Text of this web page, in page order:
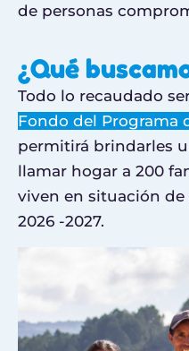
de personas
¿Qué
Todo lo recaudado
Fondo del Programa
permitirá brindarles
llamar hogar a 200
viven en situación
2026 -2027.